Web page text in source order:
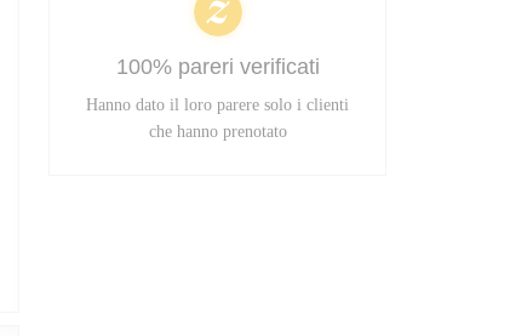
100% pareri verificati
Hanno dato il loro parere solo i clienti
che hanno prenotato